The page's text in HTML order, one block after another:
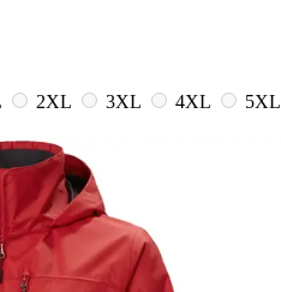
2XL 3XL 4XL
5XL